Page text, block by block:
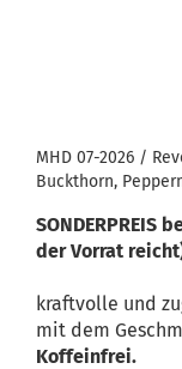
MHD 07-2026 /
Buckthorn,
SONDERPREIS
der Vorrat
kraftvolle und
mit dem
Koffeinfrei.